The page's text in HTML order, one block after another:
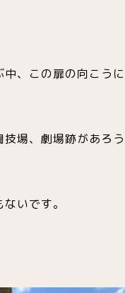
中、この扉の向こうに
場、劇場跡があろう
いです。